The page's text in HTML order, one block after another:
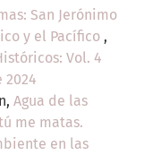
San Jerónimo
y el Pacífico ,
Vol. 4
2024
Agua de las
me matas.
en las